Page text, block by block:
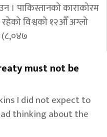
। पाकिस्तानको काराकोरम
विश्वको १२औँ अग्लो
(८,०४७
must not be
I did not expect to
thinking about the